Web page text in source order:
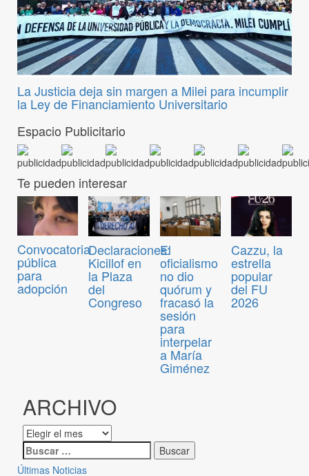
La Justicia deja sin margen a Milei para incumplir
la Ley de Financiamiento Universitario
Espacio Publicitario
Te pueden interesar
Convocatoria
pública
para
adopción
Declaraciones:
Kicillof en
la Plaza
del
Congreso
El
oficialismo
no dio
quórum y
fracasó la
sesión
para
interpelar
a María
Giménez
Cazzu, la
estrella
popular
del FU
2026
ARCHIVO
Últimas Noticias